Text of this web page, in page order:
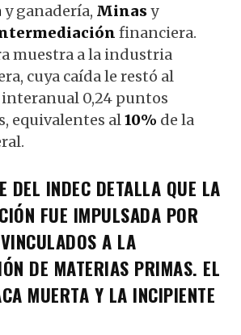
y ganadería, Minasy
financiera.
muestra a la industria
cuya caída le restó al
0,24 puntos
equivalentes al10% de la
DEL INDEC DETALLA QUE LA
FUE IMPULSADA POR
A LA
DE MATERIAS PRIMAS. EL
MUERTA Y LA INCIPIENTE